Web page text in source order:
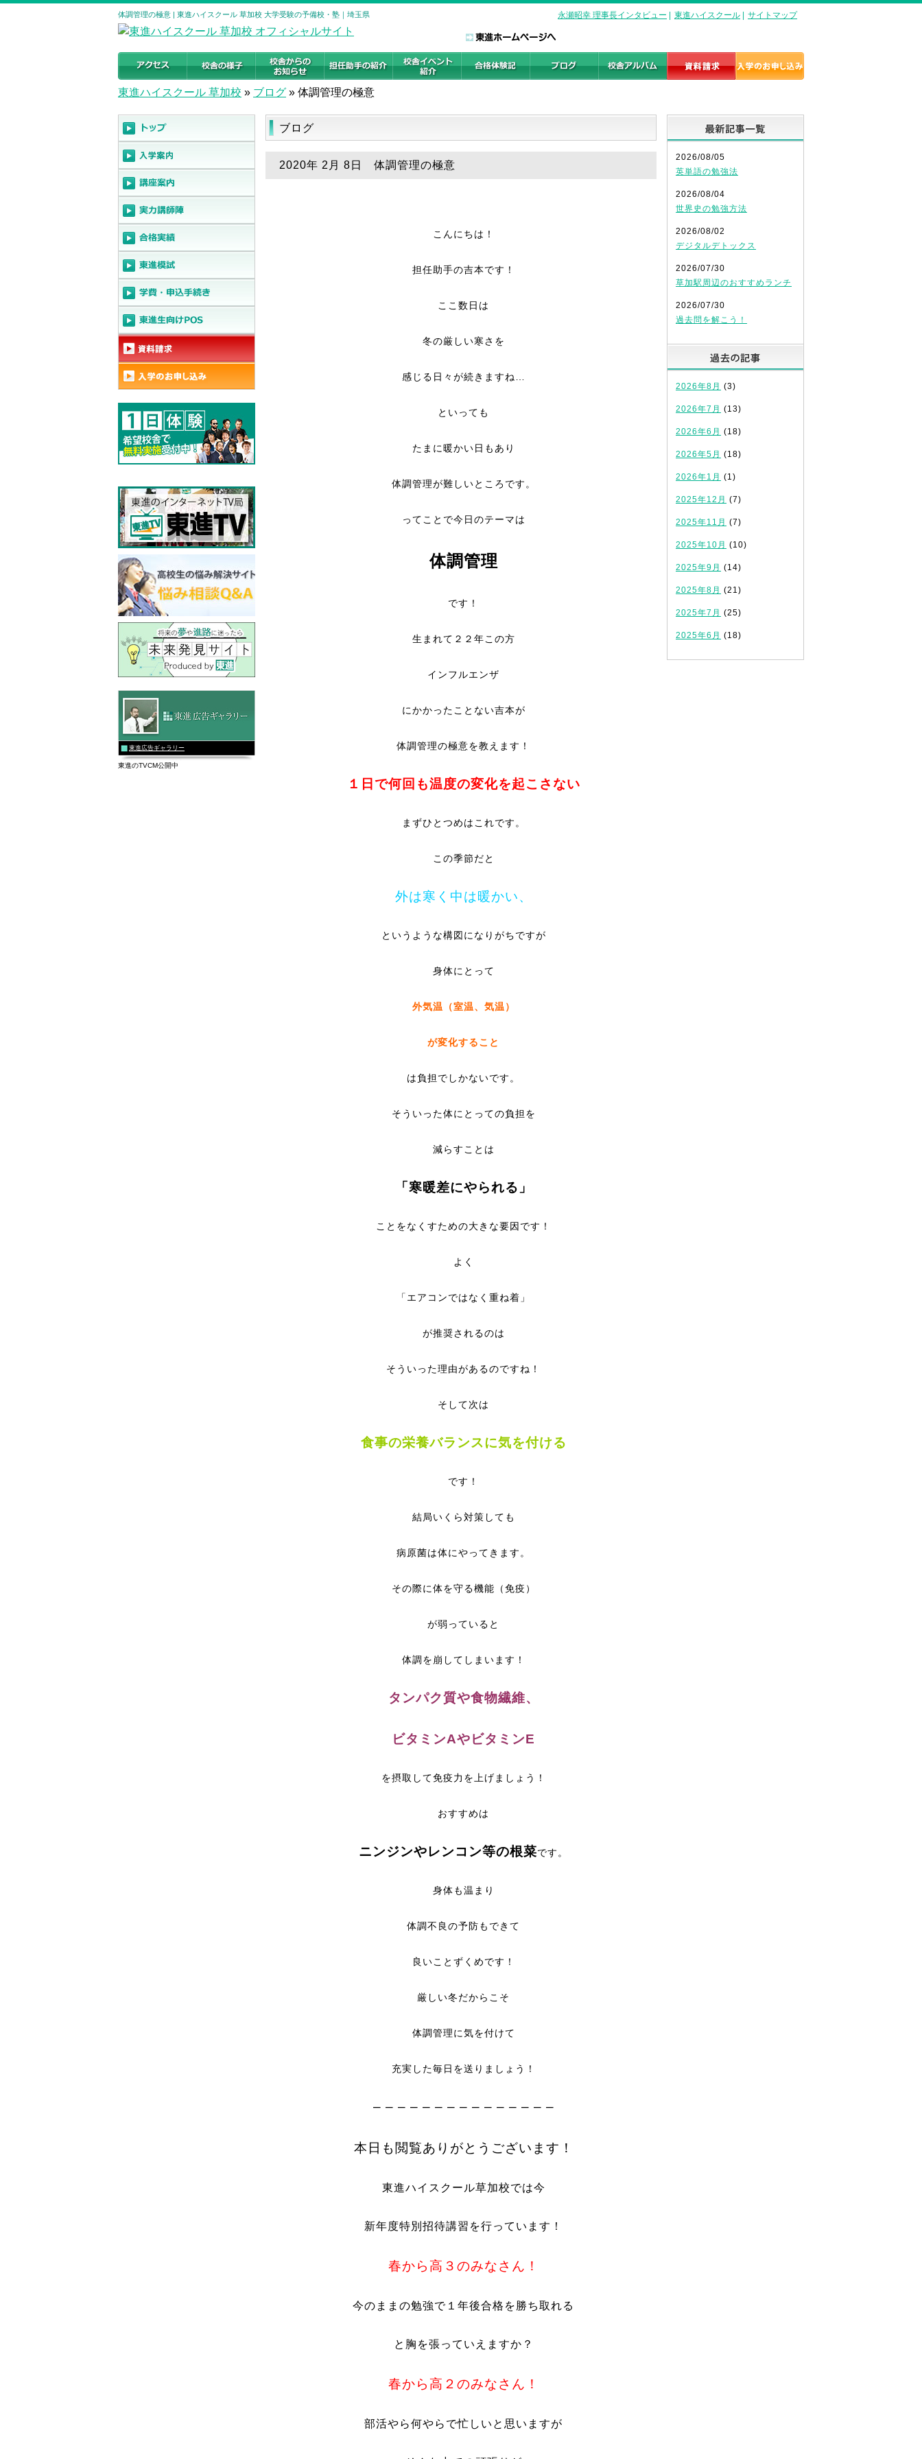
体調管理の極意 | 東進ハイスクール 草加校 大学受験の予備校・塾｜埼玉県 永瀬昭幸 理事長インタビュー 東進ハイスクール サイトマップ
東進ハイスクール 草加校 » ブログ » 体調管理の極意
ブログ
2020年 2月 8日 体調管理の極意
こんにちは！
担任助手の吉本です！
ここ数日は
冬の厳しい寒さを
感じる日々が続きますね…
といっても
たまに暖かい日もあり
体調管理が難しいところです。
ってことで今日のテーマは
体調管理
です！
生まれて２２年この方
インフルエンザ
にかかったことない吉本が
体調管理の極意を教えます！
１日で何回も温度の変化を起こさない
まずひとつめはこれです。
この季節だと
外は寒く中は暖かい、
というような構図になりがちですが
身体にとって
外気温（室温、気温）
が変化すること
は負担でしかないです。
そういった体にとっての負担を
減らすことは
「寒暖差にやられる」
ことをなくすための大きな要因です！
よく
「エアコンではなく重ね着」
が推奨されるのは
そういった理由があるのですね！
そして次は
食事の栄養バランスに気を付ける
です！
結局いくら対策しても
病原菌は体にやってきます。
その際に体を守る機能（免疫）
が弱っていると
体調を崩してしまいます！
タンパク質や食物繊維、
ビタミンAやビタミンE
を摂取して免疫力を上げましょう！
おすすめは
ニンジンやレンコン等の根菜です。
身体も温まり
体調不良の予防もできて
良いことずくめです！
厳しい冬だからこそ
体調管理に気を付けて
充実した毎日を送りましょう！
– – – – – – – – – – – – – – –
本日も閲覧ありがとうございます！
東進ハイスクール草加校では今
新年度特別招待講習を行っています！
春から高３のみなさん！
今のままの勉強で１年後合格を勝ち取れる
と胸を張っていえますか？
春から高２のみなさん！
部活やら何やらで忙しいと思いますが
2026/08/05
英単語の勉強法
2026/08/04
世界史の勉強方法
2026/08/02
デジタルデトックス
2026/07/30
草加駅周辺のおすすめランチ
2026/07/30
過去問を解こう！
2026年8月 (3)
2026年7月 (13)
2026年6月 (18)
2026年5月 (18)
2026年1月 (1)
2025年12月 (7)
2025年11月 (7)
2025年10月 (10)
2025年9月 (14)
2025年8月 (21)
2025年7月 (25)
2025年6月 (18)
東進広告ギャラリー
東進のTVCM公開中